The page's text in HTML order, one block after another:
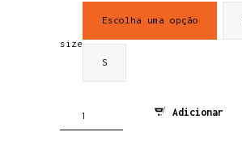
size
Escolha uma opção
S
Adicionar